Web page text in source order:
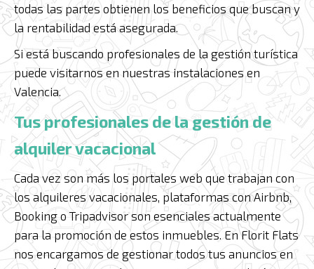
todas las partes obtienen los beneficios que buscan y
la rentabilidad está asegurada.
Si está buscando profesionales de la gestión turística
puede visitarnos en nuestras instalaciones en
Valencia.
Tus profesionales de la gestión de
alquiler vacacional
Cada vez son más los portales web que trabajan con
los alquileres vacacionales, plataformas con Airbnb,
Booking o Tripadvisor son esenciales actualmente
para la promoción de estos inmuebles. En Florit Flats
nos encargamos de gestionar todos tus anuncios en